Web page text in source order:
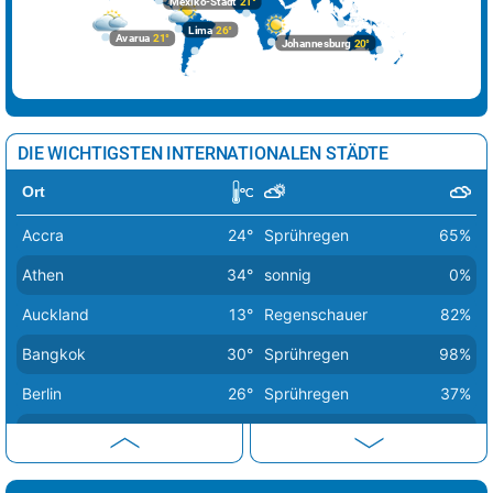
34° sonnig
20° heiter
Tallinn 19° heiter 21%
Tirana 35° sonnig 2%
Vaduz 31° sonnig 0%
Valletta 29° sonnig 0%
Vatikan Stadt 36° sonnig 1%
Vilnius 19° Sprühregen 60%
Warschau 25° Regen 61%
Wien 29° sonnig 8%
Zagreb 39° sonnig 17%
Johannesburg20°
Lima26°
Avarua 21°
DIE WICHTIGSTEN INTERNATIONALEN STÄDTE
Ort
Accra 24° Sprühregen 65%
Athen 34° sonnig 0%
Auckland 13° Regenschauer 82%
Bangkok 30° Sprühregen 98%
Berlin 26° Sprühregen 37%